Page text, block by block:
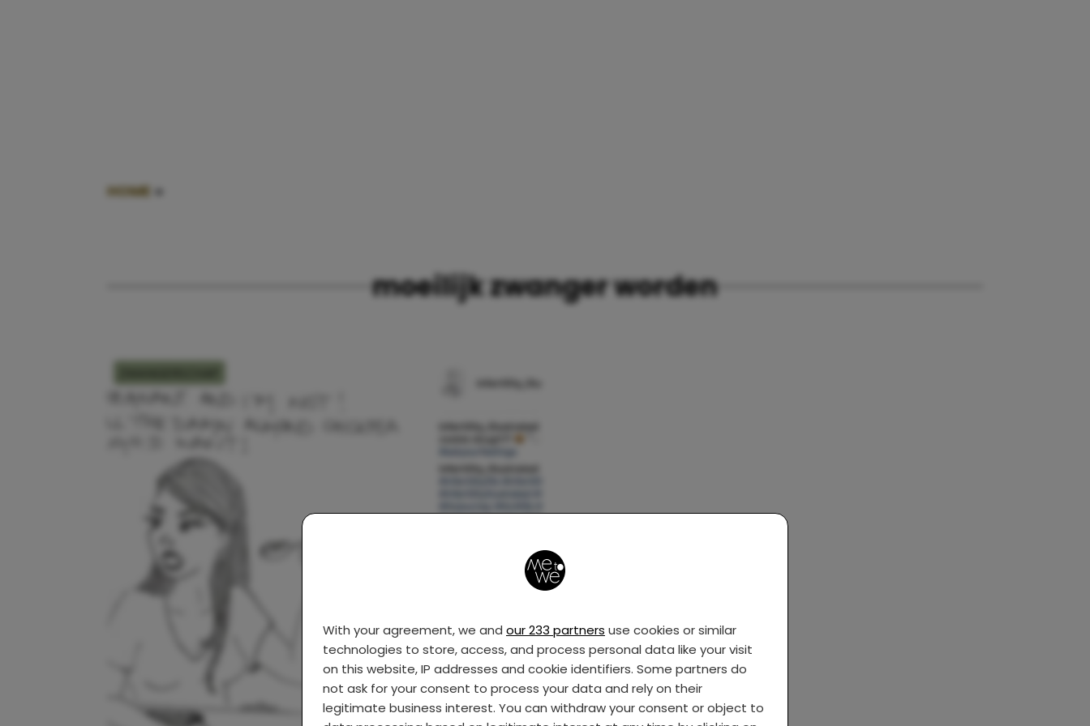
With your agreement, we and our 233 partners use cookies or similar
technologies to store, access, and process personal data like your visit
on this website, IP addresses and cookie identifiers. Some partners do
not ask for your consent to process your data and rely on their
legitimate business interest. You can withdraw your consent or object to
HOME »
moeilijk zwanger worden